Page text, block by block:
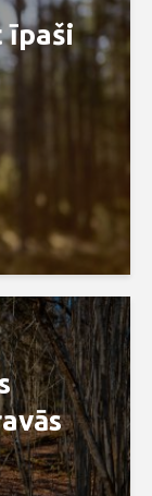
īpaši